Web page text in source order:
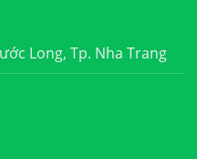
Long, Tp. Nha Trang